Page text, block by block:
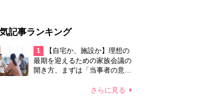
記事ランキング
1
【自宅か、施設か】理想の
最期を迎えるための家族会議の
開き方、まずは「当事者の意
設を選ぶ場合は“なるべく早い
さらに見る